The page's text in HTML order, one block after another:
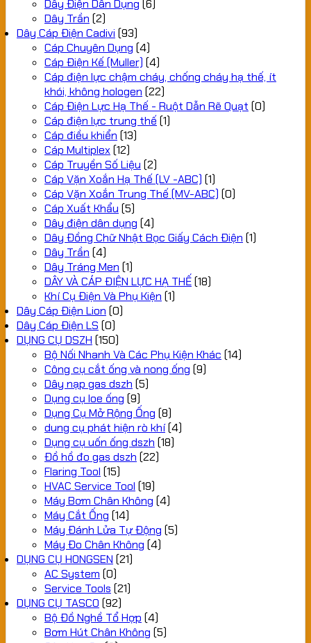
Dây Điện Dân Dụng (6)
Dây Trần (2)
Dây Cáp Điện Cadivi (93)
Cáp Chuyên Dụng (4)
Cáp Điện Kế (Muller) (4)
Cáp điện lực chậm cháy, chống cháy hạ thế, ít
khói, không hologen (22)
Cáp Điện Lực Hạ Thế - Ruột Dẫn Rẽ Quạt (0)
Cáp điện lực trung thế (1)
Cáp điều khiển (13)
Cáp Multiplex(12)
Cáp Truyền Số Liệu (2)
Cáp Vặn Xoắn Hạ Thế (LV -ABC) (1)
Cáp Vặn Xoắn Trung Thế (MV-ABC) (0)
Cáp Xuất Khẩu (5)
Dây điện dân dụng (4)
Dây Đồng Chữ Nhật Bọc Giấy Cách Điện (1)
Dây Trần (4)
Dây Tráng Men (1)
DÂY VÀ CÁP ĐIỆN LỰC HẠ THẾ(18)
Khí Cụ Điện Và Phụ Kiện (1)
Dây Cáp Điện Lion (0)
Dây Cáp Điện LS (0)
DỤNG CỤ DSZH (150)
Bộ Nối Nhanh Và Các Phụ Kiện Khác (14)
Công cụ cắt ống và nong ống (9)
Dây nạp gas dszh (5)
Dụng cụ loe ống (9)
Dụng Cụ Mở Rộng Ống (8)
dung cụ phát hiện rò khí(4)
Dụng cụ uốn ống dszh (18)
Đồ hồ đo gas dszh (22)
Flaring Tool (15)
HVAC Service Tool (19)
Máy Bơm Chân Không (4)
Máy Cắt Ống (14)
Máy Đánh Lửa Tự Động (5)
Máy Đo Chân Không (4)
DỤNG CỤ HONGSEN (21)
AC System (0)
Service Tools (21)
DỤNG CỤ TASCO (92)
Bộ Đồ Nghề Tổ Hợp (4)
Bơm Hút Chân Không (5)